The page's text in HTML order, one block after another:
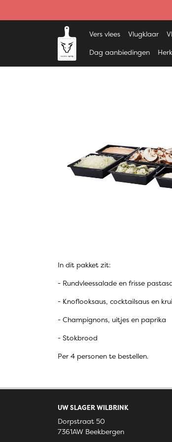
Vers vlees Vlugklaar
Dag aanbiedingen
In dit pakket zit:
- Rundvleessalade en frisse
- Knoflooksaus, cocktailsaus en
- Champignons, uitjes en paprika
- Stokbrood
Per 4 personen te bestellen.
UW SLAGER WILBRINK
Dorpstraat 50
7361AW Beekbergen